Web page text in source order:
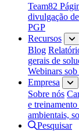
Team82
divulgação
PGP
Recursos
Blog
gerais de
Webinars sob
Empresa
Sobre nós
e
ambientais,
Pesquisar